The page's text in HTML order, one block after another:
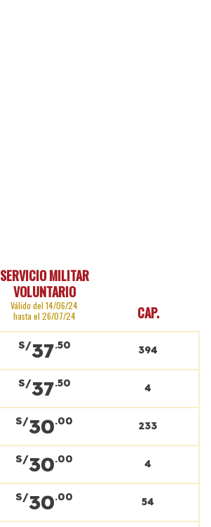
SERVICIO MILITAR
VOLUNTARIO
Válido del 14/06/24
hasta el 26/07/24
CAP.
S/37.50 394
S/37.50 4
S/30.00 233
S/30.00 4
S/30.00 54